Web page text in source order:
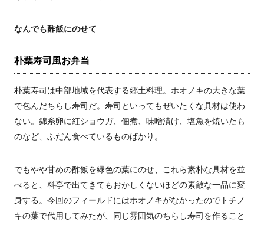
なんでも酢飯にのせて
朴葉寿司風お弁当
朴葉寿司は中部地域を代表する郷土料理。ホオノキの大きな葉
で包んだちらし寿司だ。寿司といってもぜいたくな具材は使わ
ない。錦糸卵に紅ショウガ、佃煮、味噌漬け、塩魚を焼いたも
のなど、ふだん食べているものばかり。
でもやや甘めの酢飯を緑色の葉にのせ、これら素朴な具材を並
べると、料亭で出てきてもおかしくないほどの素敵な一品に変
身する。今回のフィールドにはホオノキがなかったのでトチノ
キの葉で代用してみたが、同じ雰囲気のちらし寿司を作ること